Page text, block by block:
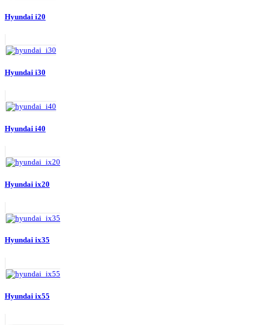
Hyundai i20
Hyundai i30
Hyundai i40
Hyundai ix20
Hyundai ix35
Hyundai ix55